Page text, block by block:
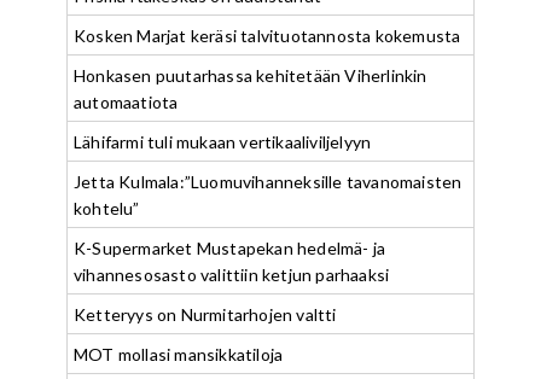
Kosken Marjat keräsi talvituotannosta kokemusta
Honkasen puutarhassa kehitetään Viherlinkin
automaatiota
Lähifarmi tuli mukaan vertikaaliviljelyyn
Jetta Kulmala:”Luomuvihanneksille tavanomaisten
kohtelu”
K-Supermarket Mustapekan hedelmä- ja
vihannesosasto valittiin ketjun parhaaksi
Ketteryys on Nurmitarhojen valtti
MOT mollasi mansikkatiloja